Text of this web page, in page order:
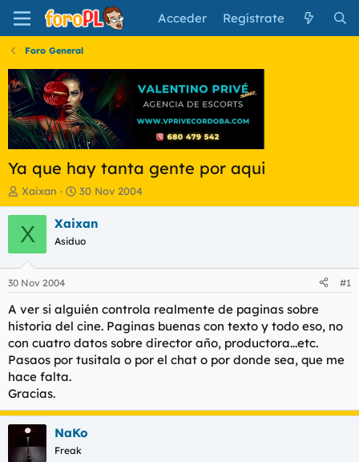
Acceder Regístrate
Foro General
Ya que hay tanta gente por aqui
I
n
i
c
a
d
o
r
d
e
l
t
e
m
Xaixan
F
e
c
a
i
n
c
i
o
30 Nov 2004
X Xaixan
Asiduo
30 Nov 2004 #1
A ver si alguién controla realmente de paginas sobre
historia del cine. Paginas buenas con texto y todo eso, no
con cuatro datos sobre director año, productora...etc.
Pasaos por tusitala o por el chat o por donde sea, que me
hace falta.
Gracias.
NaKo
Freak